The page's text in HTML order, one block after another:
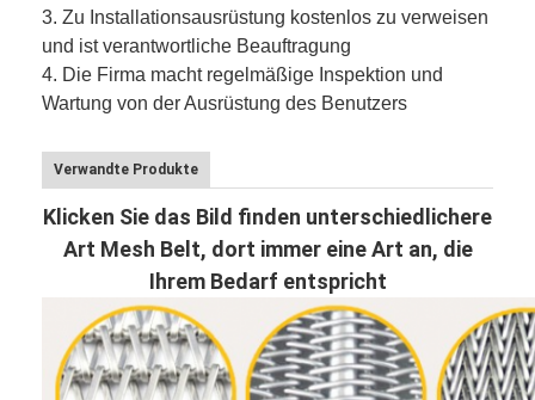
3.Zu Installationsausrüstung kostenlos zu verweisen
und ist verantwortliche Beauftragung
4. Die Firma macht regelmäßige Inspektion und
Wartung von der Ausrüstung des Benutzers
Verwandte Produkte
Klicken Sie das Bild finden unterschiedlichere
Art Mesh Belt, dort immer eine Art an, die
Ihrem Bedarf entspricht